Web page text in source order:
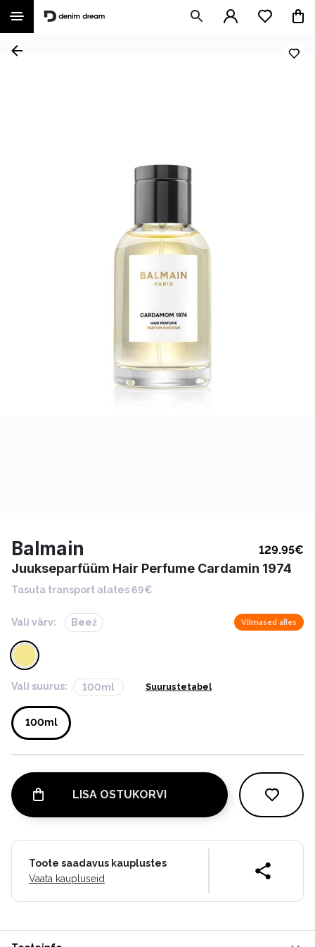
Balmain 129.95€
Juukseparfüüm Hair Perfume Cardamin 1974
Tasuta transport alates 69€
Vali värv: Beež Viimased alles
Vali suurus: 100ml Suurustetabel
100ml
LISA OSTUKORVI
Toote saadavus kauplustes
Vaata kaupluseid